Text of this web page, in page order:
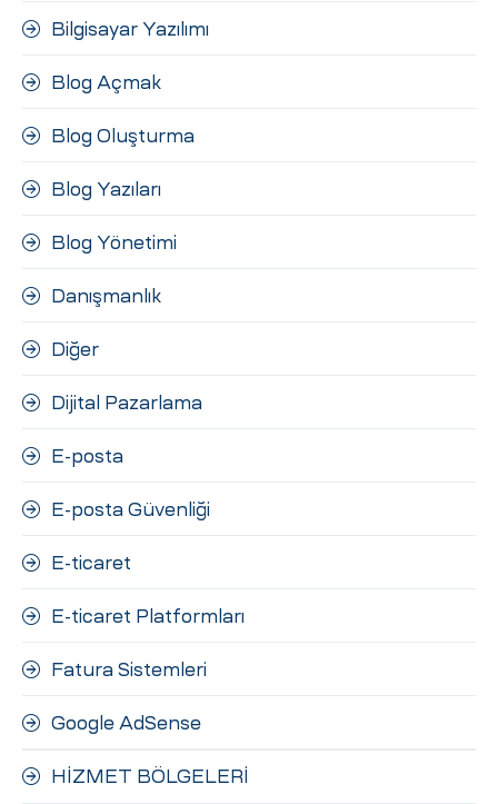
Bilgisayar Yazılımı
Blog Açmak
Blog Oluşturma
Blog Yazıları
Blog Yönetimi
Danışmanlık
Diğer
Dijital Pazarlama
E-posta
E-posta Güvenliği
E-ticaret
E-ticaret Platformları
Fatura Sistemleri
Google AdSense
HİZMET BÖLGELERİ